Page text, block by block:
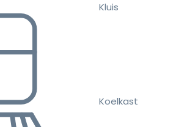
Kluis
Koelkast